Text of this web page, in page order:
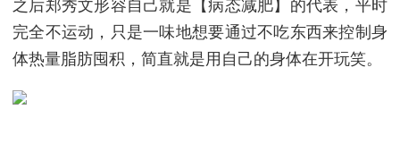
之后郑秀文形容自己就是【病态减肥】的代表，平时
完全不运动，只是一味地想要通过不吃东西来控制身
体热量脂肪囤积，简直就是用自己的身体在开玩笑。